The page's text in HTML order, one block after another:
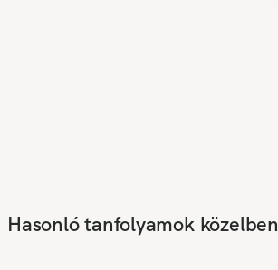
Hasonló tanfolyamok közelben